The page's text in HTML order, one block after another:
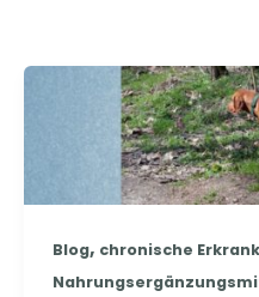
Blog, chronische